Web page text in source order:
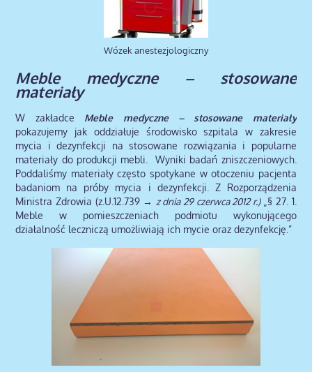
Wózek anestezjologiczny
Meble medyczne – stosowane
materiały
W zakładce Meble medyczne – stosowane materiały
pokazujemy jak oddziałuje środowisko szpitala w zakresie
mycia i dezynfekcji na stosowane rozwiązania i popularne
materiały do produkcji mebli. Wyniki badań zniszczeniowych.
Poddaliśmy materiały często spotykane w otoczeniu pacjenta
badaniom na próby mycia i dezynfekcji. Z Rozporządzenia
Ministra Zdrowia (z.U.12.739 → z dnia 29 czerwca 2012 r.)„§ 27. 1.
Meble w pomieszczeniach podmiotu wykonującego
działalność leczniczą umożliwiają ich mycie oraz dezynfekcję.”